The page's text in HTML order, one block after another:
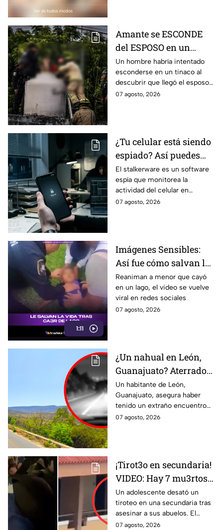
Amante se ESCONDE
del ESPOSO en un
TINACO y queda
atrapado por horas;
tuvieron que rescatarlo
Un hombre habría intentado
esconderse en un tinaco al
descubrir que llegó el esposo
de su amante; terminó
07 agosto, 2026
¿Tu celular está siendo
espiado? Así puedes
identificar si alguien
invade tu privacidad
El stalkerware es un software
espía que monitorea la
actividad del celular en
silencio. Conoce cómo opera y
07 agosto, 2026
1:11
Imágenes Sensibles:
Así fue cómo salvan la
v1da de un men0r tras
accidente en lago
Reaniman a menor que cayó
en un lago, el video se vuelve
viral en redes sociales
07 agosto, 2026
¿Un nahual en León,
Guanajuato? Aterrador
avistamiento en la
CARRETERA de Sierra
de Lobos
Un habitante de León,
Guanajuato, asegura haber
tenido un extraño encuentro
en la carretera de Sierra de
07 agosto, 2026
¡Tirot3o en secundaria!
VIDEO: Hay 7 mu3rtos y
30 heridos este viernes;
esto es lo que pasó
Un adolescente desató un
tiroteo en una secundaria tras
asesinar a sus abuelos. El
ataque dejó al menos 7
07 agosto, 2026